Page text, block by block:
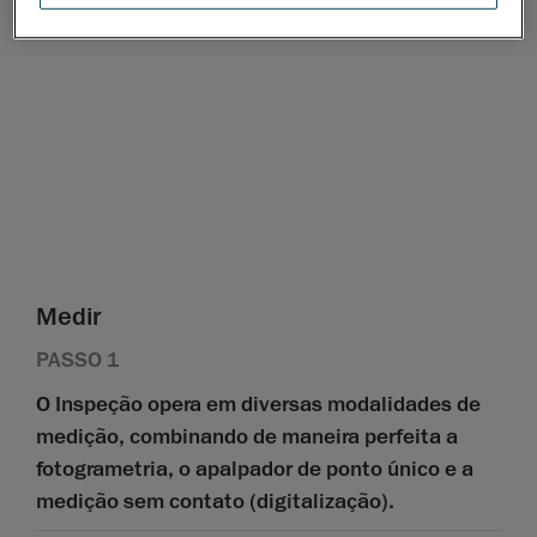
Medir
PASSO 1
O Inspeção opera em diversas modalidades de
medição, combinando de maneira perfeita a
fotogrametria, o apalpador de ponto único e a
medição sem contato (digitalização).